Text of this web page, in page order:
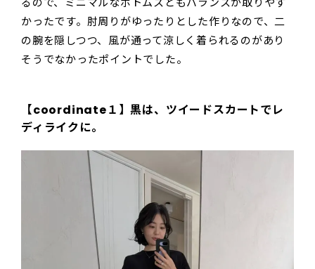
かったです。肘周りがゆったりとした作りなので、二
の腕を隠しつつ、風が通って涼しく着られるのがあり
そうでなかったポイントでした。
【coordinate１】黒は、ツイードスカートでレ
ディライクに。